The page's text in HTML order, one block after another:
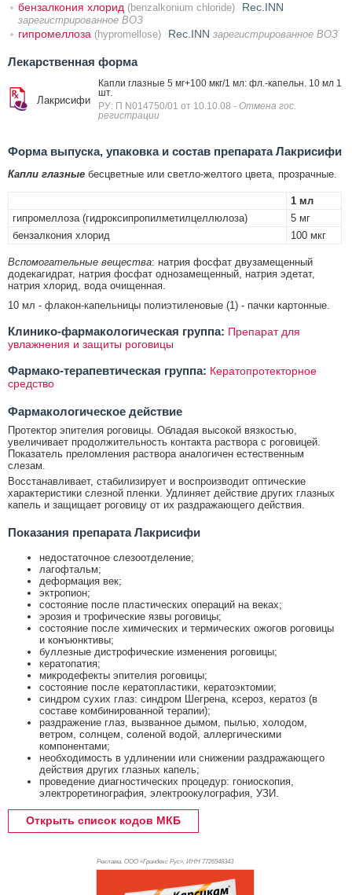
бензалкония хлорид (benzalkonium chloride) Rec.INN
зарегистрированное ВОЗ
гипромеллоза (hypromellose) Rec.INN зарегистрированное ВОЗ
Лекарственная форма
Лакрисифи
Капли глазные 5 мг+100 мкг/1 мл: фл.-капельн. 10 мл 1
шт.
РУ: П N014750/01 от 10.10.08 - Отмена гос.
регистрации
Форма выпуска, упаковка и состав препарата Лакрисифи
Капли глазные бесцветные или светло-желтого цвета, прозрачные.
1 мл
гипромеллоза (гидроксипропилметилцеллюлоза)
5 мг
бензалкония хлорид
100 мкг
Вспомогательные вещества: натрия фосфат двузамещенный
додекагидрат, натрия фосфат однозамещенный, натрия эдетат,
натрия хлорид, вода очищенная.
10 мл - флакон-капельницы полиэтиленовые (1) - пачки картонные.
Клинико-фармакологическая группа: Препарат для
увлажнения и защиты роговицы
Фармако-терапевтическая группа: Кератопротекторное
средство
Фармакологическое действие
Протектор эпителия роговицы. Обладая высокой вязкостью,
увеличивает продолжительность контакта раствора с роговицей.
Показатель преломления раствора аналогичен естественным
слезам.
Восстанавливает, стабилизирует и воспроизводит оптические
характеристики слезной пленки. Удлиняет действие других глазных
капель и защищает роговицу от их раздражающего действия.
Показания препарата Лакрисифи
недостаточное слезоотделение;
лагофтальм;
деформация век;
эктропион;
состояние после пластических операций на веках;
эрозия и трофические язвы роговицы;
состояние после химических и термических ожогов роговицы
и конъюнктивы;
буллезные дистрофические изменения роговицы;
кератопатия;
микродефекты эпителия роговицы;
состояние после кератопластики, кератоэктомии;
синдром сухих глаз: синдром Шегрена, ксероз, кератоз (в
составе комбинированной терапии);
раздражение глаз, вызванное дымом, пылью, холодом,
ветром, солнцем, соленой водой, аллергическими
компонентами;
необходимость в удлинении или снижении раздражающего
действия других глазных капель;
проведение диагностических процедур: гониоскопия,
электроретинография, электроокулография, УЗИ.
Открыть список кодов МКБ
Реклама. ООО «Гриндекс Рус», ИНН 7726548343